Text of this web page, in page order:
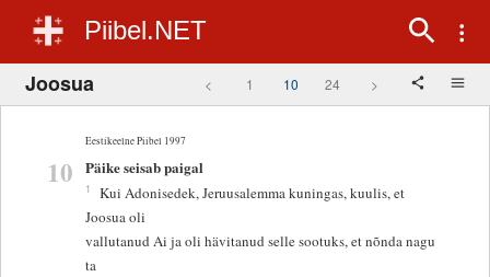
Piibel.NET
Joosua < 1 10 24 >
Eestikeelne Piibel 1997
10 Päike seisab paigal
1
Kui Adonisedek, Jeruusalemma kuningas, kuulis, et
Joosua oli
vallutanud Ai ja oli hävitanud selle sootuks, et nõnda nagu
ta